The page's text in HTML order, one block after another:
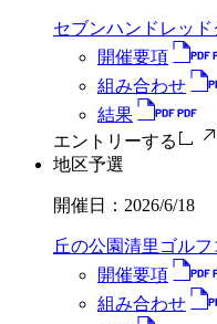
セブンハンドレッド
開催要項
組み合わせ
結果
エントリーする
地区予選
開催日： 2026/6/18
丘の公園清里ゴルフ
開催要項
組み合わせ